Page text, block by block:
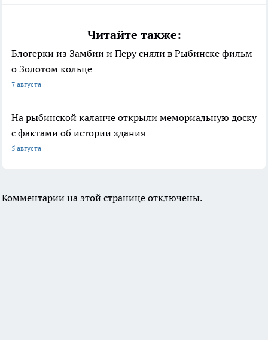
Читайте также:
Блогерки из Замбии и Перу сняли в Рыбинске фильм
о Золотом кольце
7 августа
На рыбинской каланче открыли мемориальную доску
с фактами об истории здания
5 августа
Комментарии на этой странице отключены.